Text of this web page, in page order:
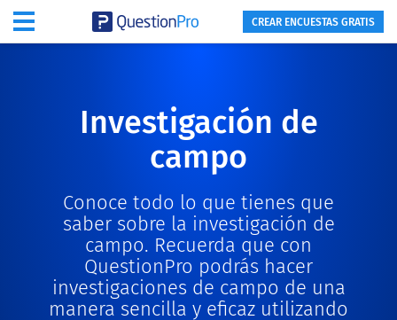
CREAR ENCUESTAS GRATIS
Investigación de
campo
Conoce todo lo que tienes que
saber sobre la investigación de
campo. Recuerda que con
QuestionPro podrás hacer
investigaciones de campo de una
manera sencilla y eficaz utilizando